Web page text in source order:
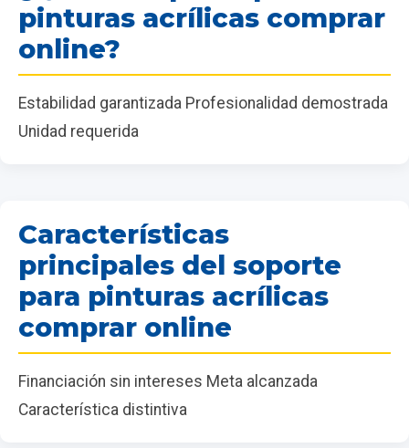
pinturas acrílicas comprar
online?
Estabilidad garantizada Profesionalidad demostrada
Unidad requerida
Características
principales del soporte
para pinturas acrílicas
comprar online
Financiación sin intereses Meta alcanzada
Característica distintiva